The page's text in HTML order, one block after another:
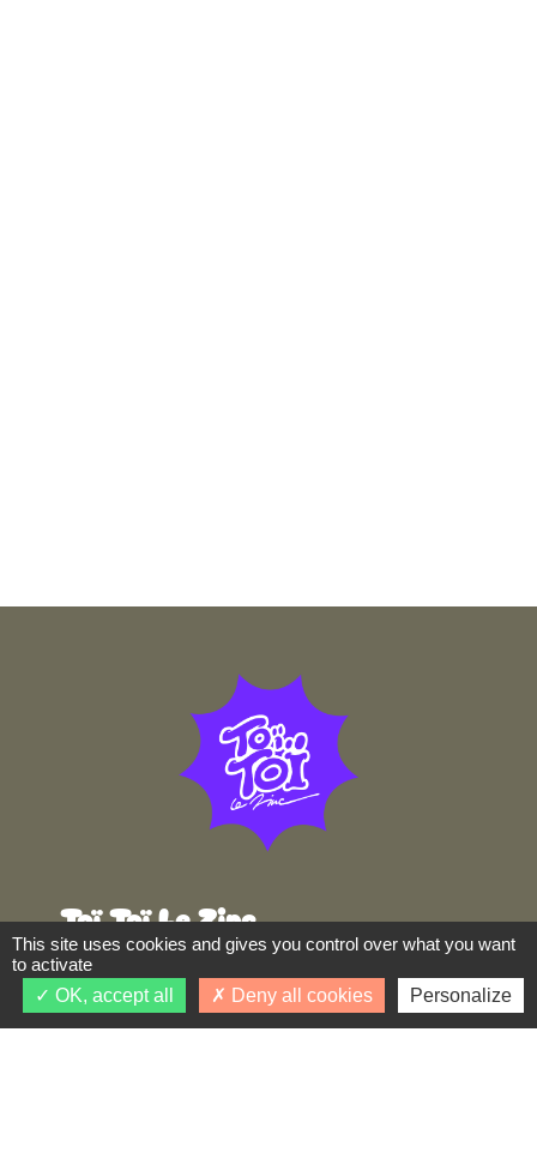
Toï Toï Le Zinc
17-19 rue Marcel Dutartre,
69100 Villeurbanne
This site uses cookies and gives you control over what you want
to activate
OK, accept all
Deny all cookies Personalize